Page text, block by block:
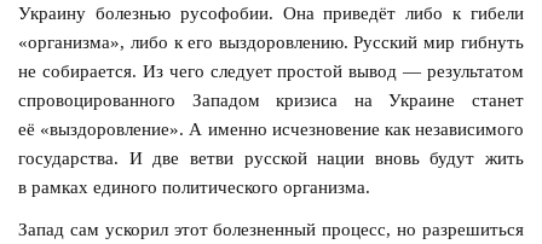
Украину болезнью русофобии. Она приведёт либо к гибели
«организма», либо к его выздоровлению. Русский мир гибнуть
не собирается. Из чего следует простой вывод — результатом
спровоцированного Западом кризиса на Украине станет
её «выздоровление». А именно исчезновение как независимого
государства. И две ветви русской нации вновь будут жить
в рамках единого политического организма.
Запад сам ускорил этот болезненный процесс, но разрешиться